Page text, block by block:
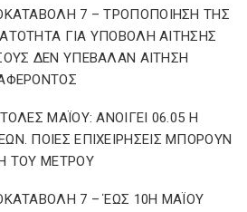
7 – ΤΡΟΠΟΠΟΙΗΣΗ ΤΗΣ
ΓΙΑ ΥΠΟΒΟΛΗ ΑΙΤΗΣΗΣ
ΔΕΝ ΥΠΕΒΑΛΑΝ ΑΙΤΗΣΗ
ΜΑΪΟΥ: ΑΝΟΙΓΕΙ 06.05 Η
ΠΟΙΕΣ ΕΠΙΧΕΙΡΗΣΕΙΣ ΜΠΟΡΟΥΝ
ΤΟΥ ΜΕΤΡΟΥ
7 – ΈΩΣ 10Η ΜΑΪΟΥ